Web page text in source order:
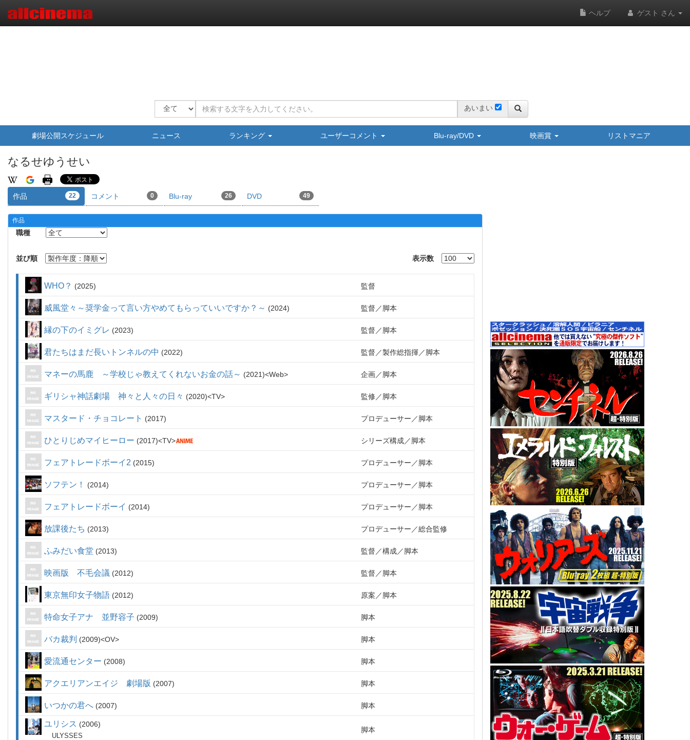
ヘルプ ゲスト さん
あいまい
劇場公開スケジュール ニュース ランキング ユーザーコメント Blu-ray/DVD 映画賞 リストマニア
なるせゆうせい
作品 22 コメント 0 Blu-ray 26 DVD 49
作品
職種
並び順 表示数
WHO？ 2025 監督
威風堂々～奨学金って言い方やめてもらっていいですか？～ 2024 監督 脚本
縁の下のイミグレ 2023 監督 脚本
君たちはまだ長いトンネルの中 2022 監督 製作総指揮 脚本
マネーの馬鹿 ～学校じゃ教えてくれないお金の話～ 2021 Web 企画 脚本
ギリシャ神話劇場 神々と人々の日々 2020 TV 監修 脚本
マスタード・チョコレート 2017 プロデューサー 脚本
ひとりじめマイヒーロー 2017 TV シリーズ構成 脚本
フェアトレードボーイ2 2015 プロデューサー 脚本
ソフテン！ 2014 プロデューサー 脚本
フェアトレードボーイ 2014 プロデューサー 脚本
放課後たち 2013 プロデューサー 総合監修
ふみだい食堂 2013 監督 構成 脚本
映画版 不毛会議 2012 監督 脚本
東京無印女子物語 2012 原案 脚本
特命女子アナ 並野容子 2009 脚本
バカ裁判 2009 OV 脚本
愛流通センター 2008 脚本
アクエリアンエイジ 劇場版 2007 脚本
いつかの君へ 2007 脚本
ユリシス 2006
ULYSSES
脚本